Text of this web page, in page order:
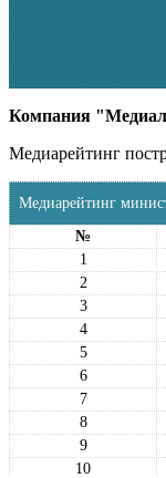
Компания
Медиарейтинг
Медиарейтинг
№
1
2
3
4
5
6
7
8
9
10